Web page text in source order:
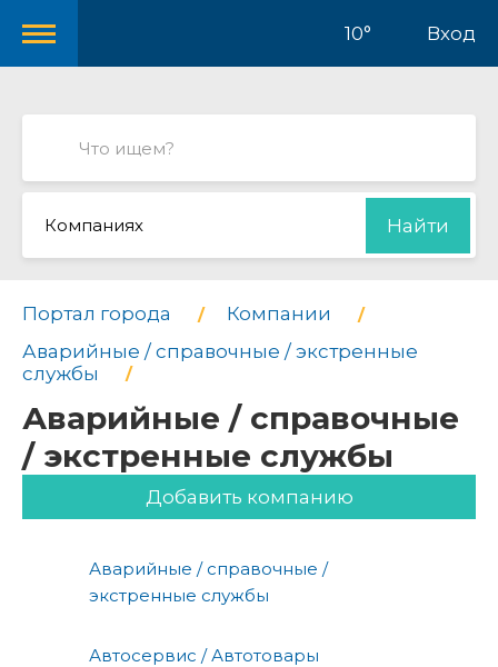
10° Вход
Компаниях Найти
Портал города
Компании
Аварийные / справочные / экстренные
службы
Аварийные / справочные
/ экстренные службы
Добавить компанию
Аварийные / справочные /
экстренные службы
Автосервис / Автотовары